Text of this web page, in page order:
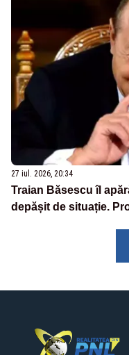
27 iul. 2026, 20:34
Traian Băsescu îl
depășit de situație.